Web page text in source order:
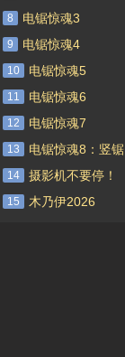
8 电锯惊魂3
9 电锯惊魂4
10 电锯惊魂5
11 电锯惊魂6
12 电锯惊魂7
13 电锯惊魂8：竖锯
14 摄影机不要停！
15 木乃伊2026